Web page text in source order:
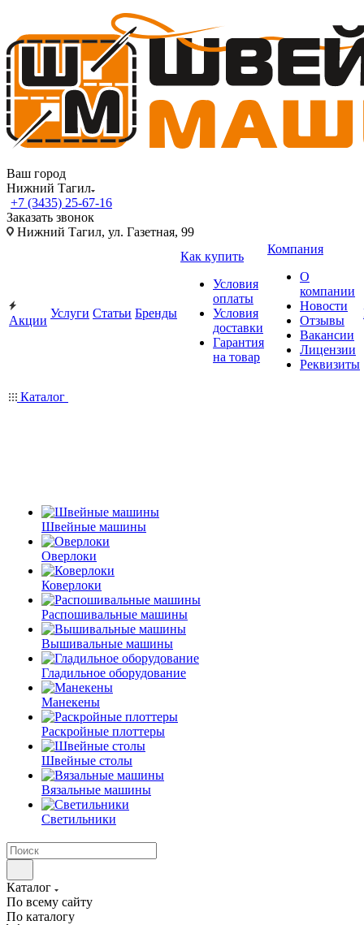
Ваш город
Нижний Тагил
+7 (3435) 25-67-16
Заказать звонок
Нижний Тагил, ул. Газетная, 99
Акции
Услуги Статьи Бренды
Как купить
Условия
оплаты
Условия
доставки
Гарантия
на товар
Компания
О
компании
Новости
Отзывы
Вакансии
Лицензии
Реквизиты
Каталог
Швейные машины
Оверлоки
Коверлоки
Распошивальные машины
Вышивальные машины
Гладильное оборудование
Манекены
Раскройные плоттеры
Швейные столы
Вязальные машины
Светильники
Каталог
По всему сайту
По каталогу